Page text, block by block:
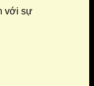
với sự